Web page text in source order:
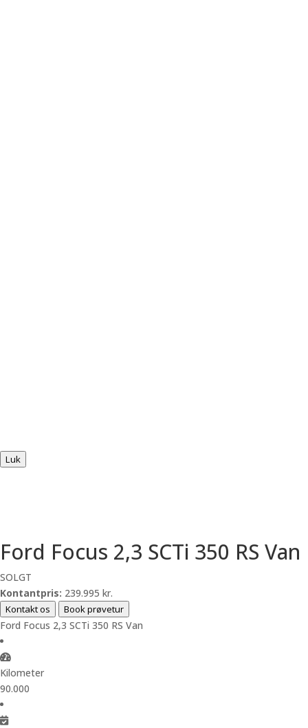
Luk
Ford Focus 2,3 SCTi 350 RS Van
SOLGT
Kontantpris: 239.995 kr.
Kontakt os Book prøvetur
Ford Focus 2,3 SCTi 350 RS Van
Kilometer
90.000